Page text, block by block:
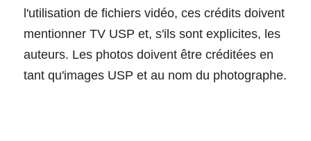
l'utilisation de fichiers vidéo, ces crédits doivent
mentionner TV USP et, s'ils sont explicites, les
auteurs. Les photos doivent être créditées en
tant qu'images USP et au nom du photographe.